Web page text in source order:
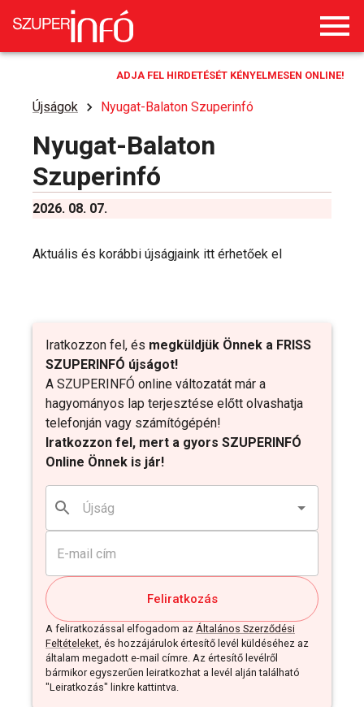
ADJA FEL HIRDETÉSÉT KÉNYELMESEN ONLINE!
Újságok Nyugat-Balaton Szuperinfó
Nyugat-Balaton
Szuperinfó
2026. 08. 07.
Iratkozzon fel, és megküldjük Önnek a FRISS
SZUPERINFÓ újságot!
A SZUPERINFÓ online változatát már a
hagyományos lap terjesztése előtt olvashatja
telefonján vagy számítógépén!
Iratkozzon fel, mert a gyors SZUPERINFÓ
Online Önnek is jár!
Feliratkozás
A feliratkozással elfogadom az Általános Szerződési
Feltételeket, és hozzájárulok értesítő levél küldéséhez az
általam megadott e-mail címre. Az értesítő levélről
bármikor egyszerűen leiratkozhat a levél alján található
"Leiratkozás" linkre kattintva.
Aktuális és korábbi újságjaink itt érhetőek el